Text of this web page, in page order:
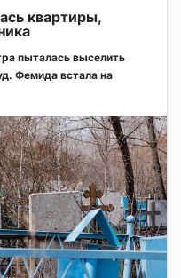
квартиры,
пыталась выселить
Фемида встала на